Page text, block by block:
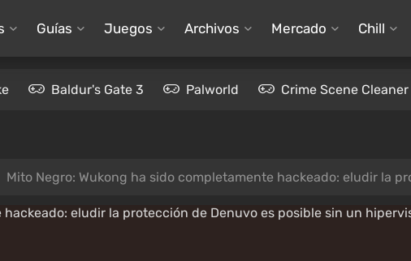
Guías Juegos Archivos Mercado Chill
Baldur's Gate 3 Palworld Crime Scene Cleaner
Mito Negro: Wukong ha sido completamente hackeado: eludir la